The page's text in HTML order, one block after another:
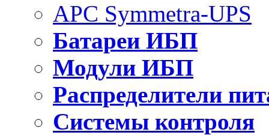
APC Symmetra-UPS
Батареи ИБП
Модули ИБП
Распределители
Системы контроля